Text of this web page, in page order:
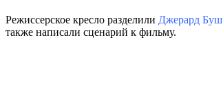
Режиссерское кресло разделили Джерард Буш
также написали сценарий к фильму.